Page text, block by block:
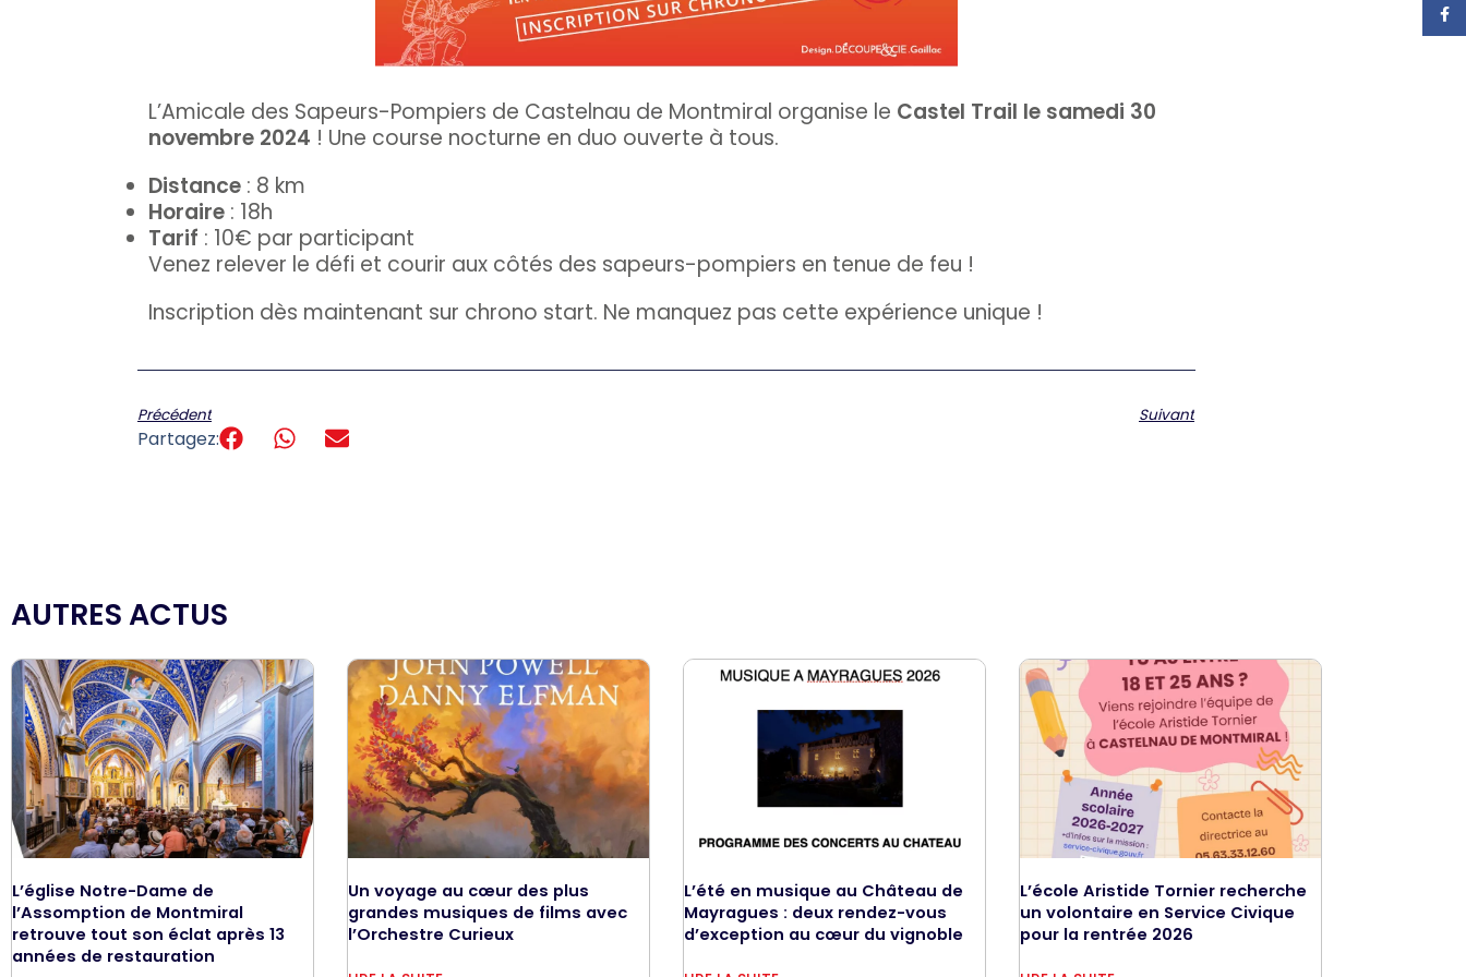
L’Amicale des Sapeurs-Pompiers de Castelnau de Montmiral organise le Castel Trail le samedi 30
novembre 2024 ! Une course nocturne en duo ouverte à tous.
Distance : 8 km
Horaire : 18h
Tarif : 10€ par participant
Venez relever le défi et courir aux côtés des sapeurs-pompiers en tenue de feu !
Inscription dès maintenant sur chrono start. Ne manquez pas cette expérience unique !
Précédent Suivant
Partagez:
AUTRES ACTUS
L’église Notre-Dame de
l’Assomption de Montmiral
retrouve tout son éclat après 13
années de restauration
Un voyage au cœur des plus
grandes musiques de films avec
l’Orchestre Curieux
L’été en musique au Château de
Mayragues : deux rendez-vous
d’exception au cœur du vignoble
L’école Aristide Tornier recherche
un volontaire en Service Civique
pour la rentrée 2026